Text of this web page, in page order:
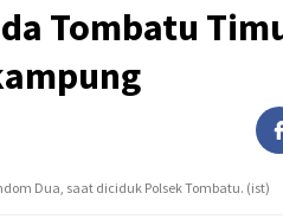
Tombatu
Dua, saat diciduk Polsek Tombatu. (ist)